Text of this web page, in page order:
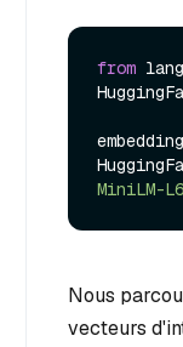
from
MiniLM-
Nous
vecteurs